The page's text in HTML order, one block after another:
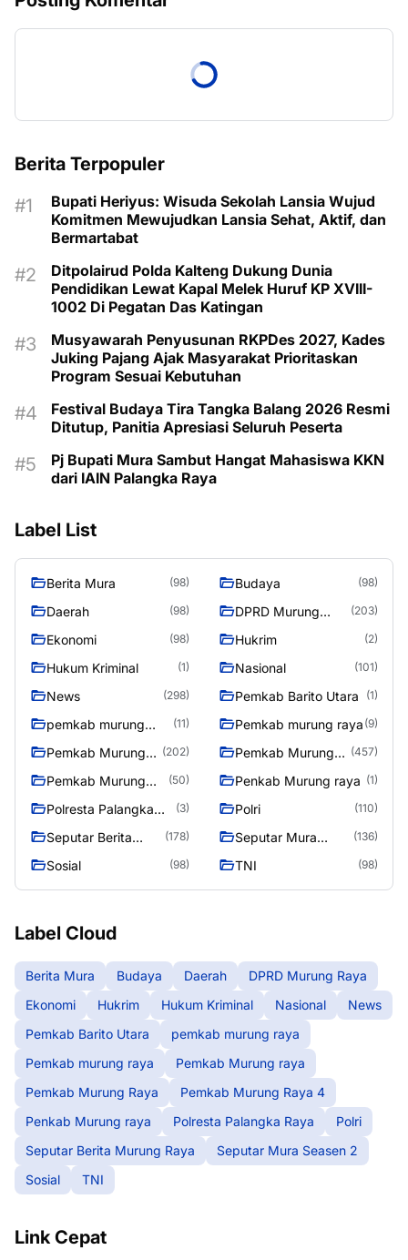
Berita Terpopuler
Bupati Heriyus: Wisuda Sekolah Lansia Wujud
Komitmen Mewujudkan Lansia Sehat, Aktif, dan
Bermartabat
Ditpolairud Polda Kalteng Dukung Dunia
Pendidikan Lewat Kapal Melek Huruf KP XVIII-
1002 Di Pegatan Das Katingan
Musyawarah Penyusunan RKPDes 2027, Kades
Juking Pajang Ajak Masyarakat Prioritaskan
Program Sesuai Kebutuhan
Festival Budaya Tira Tangka Balang 2026 Resmi
Ditutup, Panitia Apresiasi Seluruh Peserta
Pj Bupati Mura Sambut Hangat Mahasiswa KKN
dari IAIN Palangka Raya
Label List
Berita Mura (98) Budaya (98)
Daerah (98)
DPRD Murung
(203)
Ekonomi (98) Hukrim (2)
Hukum Kriminal (1) Nasional (101)
News (298) Pemkab Barito Utara (1)
pemkab murung
(11) Pemkab murung raya (9)
Pemkab Murung
(202)
Pemkab Murung
(457)
Pemkab Murung
(50) Penkab Murung raya (1)
Polresta Palangka
(3) Polri (110)
Seputar Berita
(178)
Seputar Mura
(136)
Sosial (98) TNI (98)
Label Cloud
Berita Mura Budaya Daerah
DPRD Murung Raya
Ekonomi
Hukrim Hukum Kriminal Nasional
News
Pemkab Barito Utara
pemkab murung raya
Pemkab murung raya
Pemkab Murung raya
Pemkab Murung Raya
Pemkab Murung Raya 4
Penkab Murung raya
Polresta Palangka Raya
Polri
Seputar Berita Murung Raya
Seputar Mura Seasen 2
Sosial
TNI
Link Cepat